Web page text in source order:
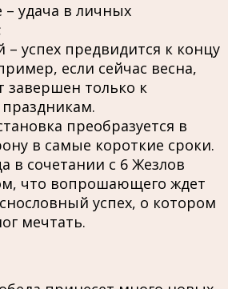
удача в личных
успех предвидится к концу
если сейчас весна,
завершен только к
преобразуется в
в самые короткие сроки.
в сочетании с 6 Жезлов
что вопрошающего ждет
успех, о котором
мечтать.